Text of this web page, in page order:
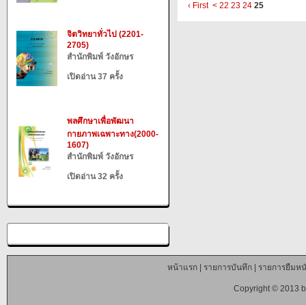
จิตวิทยาทั่วไป (2201-
2705)
สำนักพิมพ์ วังอักษร
เปิดอ่าน 37 ครั้ง
พลศึกษาเพื่อพัฒนา
กายภาพเฉพาะทาง(2000-
1607)
สำนักพิมพ์ วังอักษร
เปิดอ่าน 32 ครั้ง
‹ First < 22 23 24 25
หน้าแรก| รายการบันทึก| รายการยืมห
Copyright © 2013